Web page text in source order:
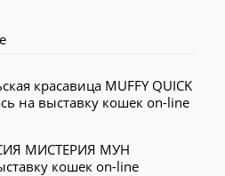
красавица MUFFY QUICK
на выставку кошек on-line
МИСТЕРИЯ МУН
кошек on-line